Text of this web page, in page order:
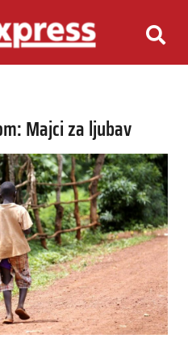
Majci za ljubav